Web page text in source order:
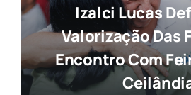
Izalci Lucas
Valorização Das
Encontro Com